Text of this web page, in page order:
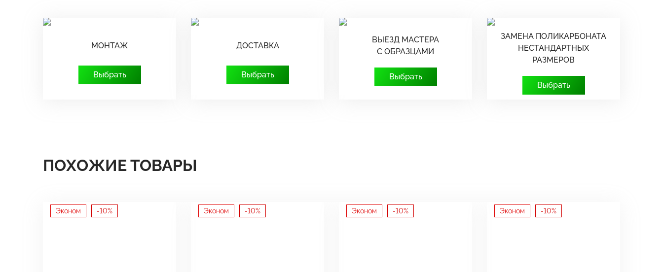
МОНТАЖ
Выбрать
ДОСТАВКА
Выбрать
ВЫЕЗД МАСТЕРА
С ОБРАЗЦАМИ
Выбрать
ЗАМЕНА ПОЛИКАРБОНАТА
НЕСТАНДАРТНЫХ
РАЗМЕРОВ
Выбрать
ПОХОЖИЕ ТОВАРЫ
Эконом -10% Эконом -10% Эконом -10% Эконом -10%